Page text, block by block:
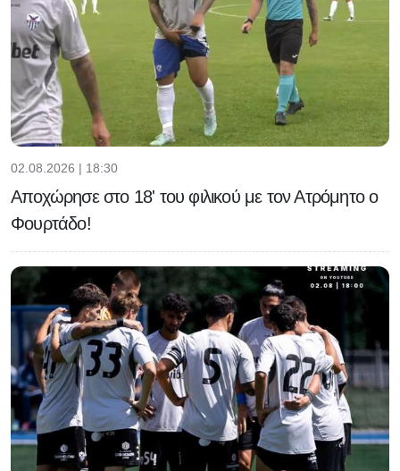
02.08.2026 | 18:30
Αποχώρησε στο 18' του φιλικού με τον Ατρόμητο ο
Φουρτάδο!